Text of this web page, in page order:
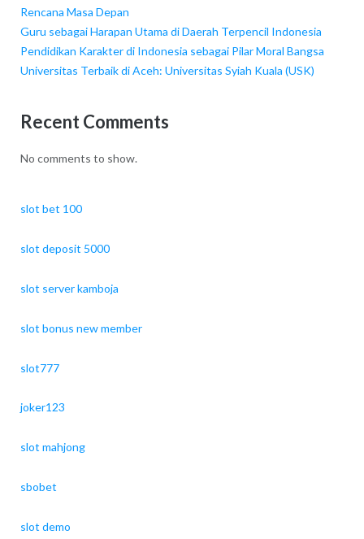
Rencana Masa Depan
Guru sebagai Harapan Utama di Daerah Terpencil Indonesia
Pendidikan Karakter di Indonesia sebagai Pilar Moral Bangsa
Universitas Terbaik di Aceh: Universitas Syiah Kuala (USK)
Recent Comments
No comments to show.
slot bet 100
slot deposit 5000
slot server kamboja
slot bonus new member
slot777
joker123
slot mahjong
sbobet
slot demo